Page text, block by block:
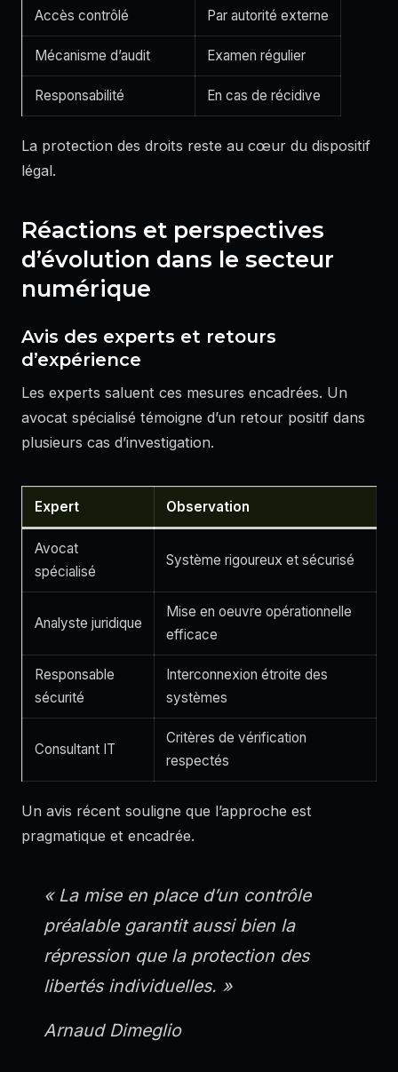
Accès contrôlé Par autorité externe
Mécanisme d’audit Examen régulier
Responsabilité En cas de récidive
La protection des droits reste au cœur du dispositif
légal.
Réactions et perspectives
d’évolution dans le secteur
numérique
Avis des experts et retours
d’expérience
Les experts saluent ces mesures encadrées. Un
avocat spécialisé témoigne d’un retour positif dans
plusieurs cas d’investigation.
Expert Observation
Avocat
spécialisé
Système rigoureux et sécurisé
Analyste juridique
Mise en oeuvre opérationnelle
efficace
Responsable
sécurité
Interconnexion étroite des
systèmes
Consultant IT
Critères de vérification
respectés
Un avis récent souligne que l’approche est
pragmatique et encadrée.
« La mise en place d’un contrôle
préalable garantit aussi bien la
répression que la protection des
libertés individuelles. »
Arnaud Dimeglio